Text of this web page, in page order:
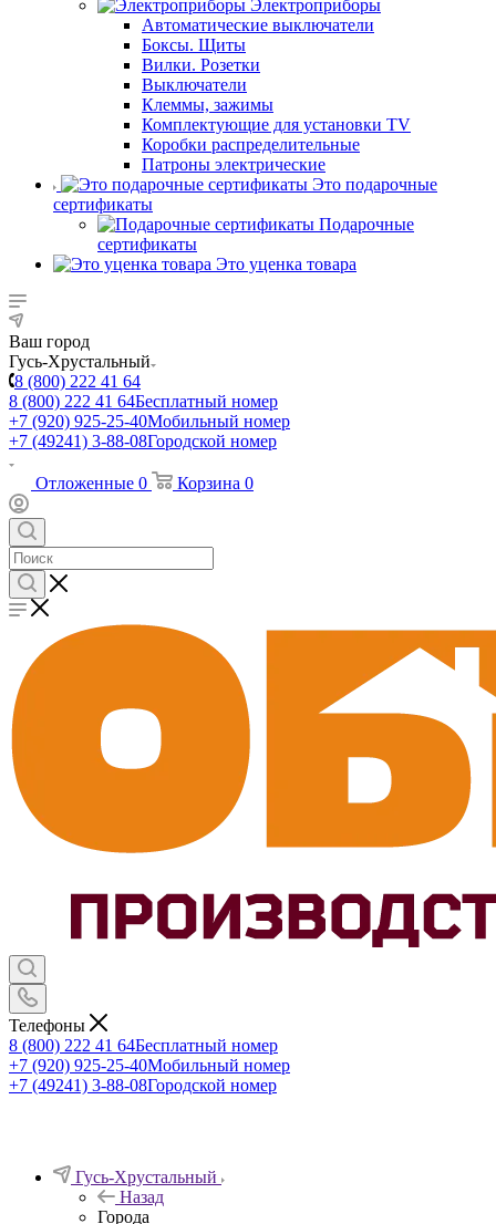
Электроприборы
Автоматические выключатели
Боксы. Щиты
Вилки. Розетки
Выключатели
Клеммы, зажимы
Комплектующие для установки TV
Коробки распределительные
Патроны электрические
Это подарочные
сертификаты
Подарочные
сертификаты
Это уценка товара
Ваш город
Гусь-Хрустальный
8 (800) 222 41 64
8 (800) 222 41 64Бесплатный номер
+7 (920) 925-25-40Мобильный номер
+7 (49241) 3-88-08Городской номер
Отложенные 0 Корзина 0
Телефоны
8 (800) 222 41 64Бесплатный номер
+7 (920) 925-25-40Мобильный номер
+7 (49241) 3-88-08Городской номер
Гусь-Хрустальный
Назад
Города